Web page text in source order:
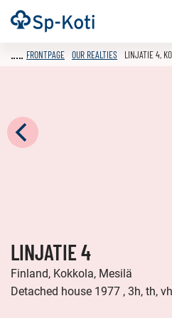
Go
to
Frontpage
FRONTPAGE OUR REALTIES LINJATIE 4,
LINJATIE 4
Finland, Kokkola, Mesilä
Detached house 1977 , 3h, th,